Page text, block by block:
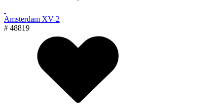
Amsterdam XV-2
# 48819